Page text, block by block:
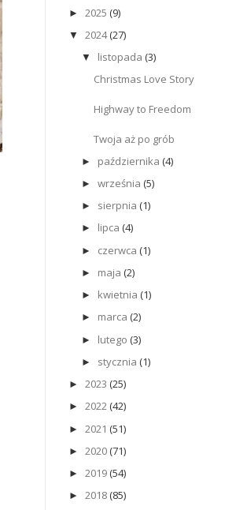
► 2025 (9)
▼ 2024(27)
▼ listopada (3)
Christmas Love Story
Highway to Freedom
Twoja aż po grób
► października (4)
► września (5)
► sierpnia (1)
► lipca (4)
► czerwca (1)
► maja (2)
► kwietnia (1)
► marca (2)
► lutego (3)
► stycznia (1)
► 2023 (25)
► 2022 (42)
► 2021 (51)
► 2020 (71)
► 2019 (54)
► 2018 (85)